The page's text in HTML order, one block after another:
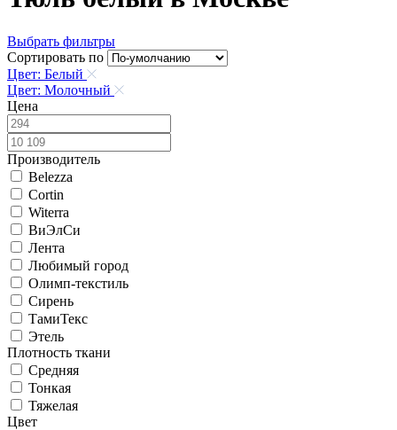
Выбрать фильтры
Сортировать по
Цвет: Белый
Цвет: Молочный
Цена
Производитель
Belezza
Cortin
Witerra
ВиЭлСи
Лента
Любимый город
Олимп-текстиль
Сирень
ТамиТекс
Этель
Плотность ткани
Средняя
Тонкая
Тяжелая
Цвет